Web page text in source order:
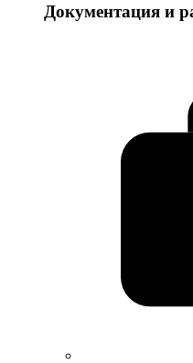
Документация и